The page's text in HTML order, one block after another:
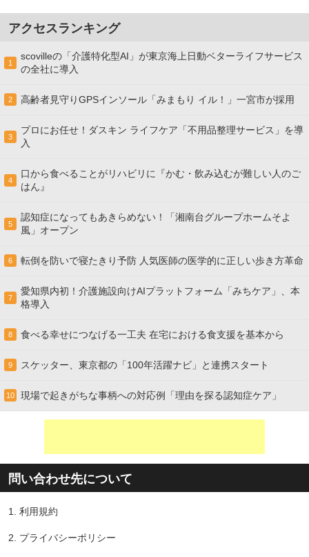
アクセスランキング
1
scovilleの「介護特化型AI」が東京海上日動ベターライフサービス
の全社に導入
2 高齢者見守りGPSインソール「みまもり イル！」一宮市が採用
3
プロにお任せ！ダスキン ライフケア「不用品整理サービス」を導
入
4
口から食べることがリハビリに『かむ・飲み込むが難しい人のご
はん』
5
認知症になってもあきらめない！「湘南台グループホームそよ
風」オープン
6 転倒を防いで寝たきり予防 人気医師の医学的に正しい歩き方革命
7
愛知県内初！介護施設向けAIプラットフォーム「みちケア」、本
格導入
8 食べる幸せにつなげる一工夫 在宅における食支援を基本から
9 スケッター、東京都の「100年活躍ナビ」と連携スタート
10 現場で起きがちな事柄への対応例「理由を探る認知症ケア」
問い合わせ先について
1. 利用規約
2. プライバシーポリシー